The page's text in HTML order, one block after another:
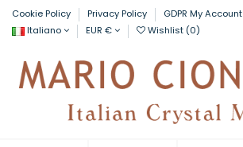
Cookie Policy Privacy Policy
GDPR My Account
Italiano
EUR € Wishlist (0)